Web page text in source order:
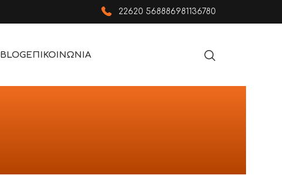
22620 568886981136780
BLOGΕΠΙΚΟΙΝΩΝΙΑ